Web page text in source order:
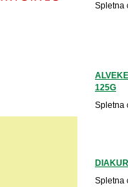
Spletna
125G
Spletna
Spletna